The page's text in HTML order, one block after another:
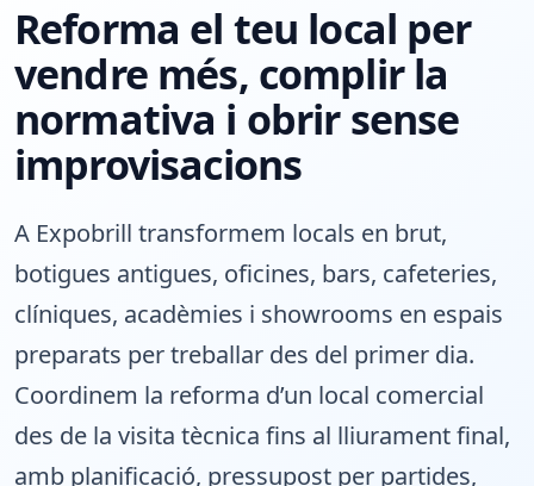
Reforma el teu local per
vendre més, complir la
normativa i obrir sense
improvisacions
A Expobrill transformem locals en brut,
botigues antigues, oficines, bars, cafeteries,
clíniques, acadèmies i showrooms en espais
preparats per treballar des del primer dia.
Coordinem la reforma d’un local comercial
des de la visita tècnica fins al lliurament final,
amb planificació, pressupost per partides,